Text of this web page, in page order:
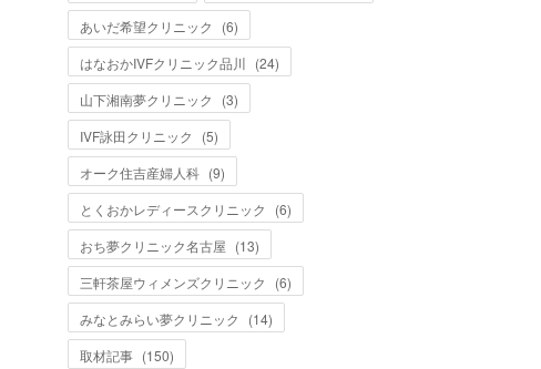
あいだ希望クリニック
(6)
はなおかIVFクリニック品川 (24)
山下湘南夢クリニック
(3)
IVF詠田クリニック
(5)
オーク住吉産婦人科 (9)
とくおかレディースクリニック
(6)
おち夢クリニック名古屋 (13)
三軒茶屋ウィメンズクリニック
(6)
みなとみらい夢クリニック
(14)
取材記事 (150)